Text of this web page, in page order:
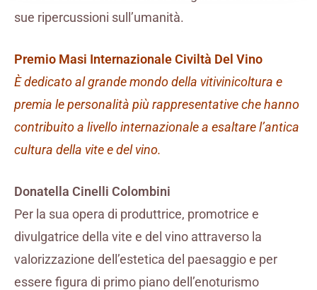
sue ripercussioni sull’umanità.
Premio Masi Internazionale Civiltà Del Vino
È dedicato al grande mondo della vitivinicoltura e
premia le personalità più rappresentative che hanno
contribuito a livello internazionale a esaltare l’antica
cultura della vite e del vino.
Donatella Cinelli Colombini
Per la sua opera di produttrice, promotrice e
divulgatrice della vite e del vino attraverso la
valorizzazione dell’estetica del paesaggio e per
essere figura di primo piano dell’enoturismo